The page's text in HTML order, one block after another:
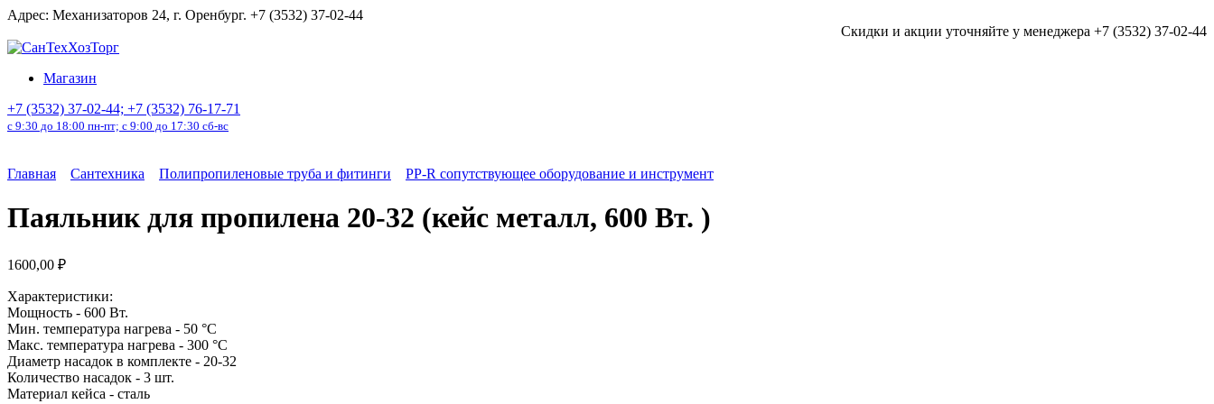
Перейти
содержанию
Адрес: Механизаторов 24, г. Оренбург. +7 (3532) 37-02-44
Скидки и акции уточняйте у менеджера +7 (3532) 37-02-44
Магазин
+7 (3532) 37-02-44; +7 (3532) 76-17-71
с 9:30 до 18:00 пн-пт; с 9:00 до 17:30 сб-вс
Главная Сантехника Полипропиленовые труба и фитинги PP-R сопутствующее оборудование и инструмент
Паяльник для пропилена 20-32 (кейс металл, 600 Вт. )
1600,00 ₽
Характеристики:
Мощность - 600 Вт.
Мин. температура нагрева - 50 °С
Макс. температура нагрева - 300 °С
Диаметр насадок в комплекте - 20-32
Количество насадок - 3 шт.
Материал кейса - сталь